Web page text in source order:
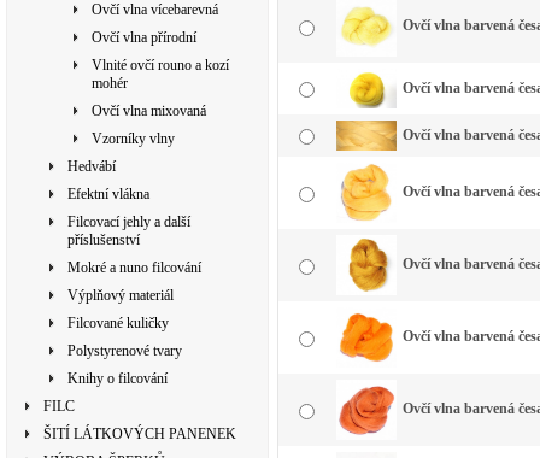
Ovčí vlna vícebarevná
Ovčí vlna přírodní
Vlnité ovčí rouno a kozí
mohér
Ovčí vlna mixovaná
Vzorníky vlny
Hedvábí
Efektní vlákna
Filcovací jehly a další
příslušenství
Mokré a nuno filcování
Výplňový materiál
Filcované kuličky
Polystyrenové tvary
Knihy o filcování
FILC
ŠITÍ LÁTKOVÝCH PANENEK
Ovčí vlna barvená
Ovčí vlna barvená
Ovčí vlna barvená
Ovčí vlna barvená
Ovčí vlna barvená
Ovčí vlna barvená
Ovčí vlna barvená